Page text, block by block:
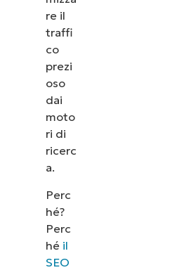
re il
traffi
co
prezi
oso
dai
moto
ri di
ricerc
a.
Perc
hé?
Perc
hé il
SEO